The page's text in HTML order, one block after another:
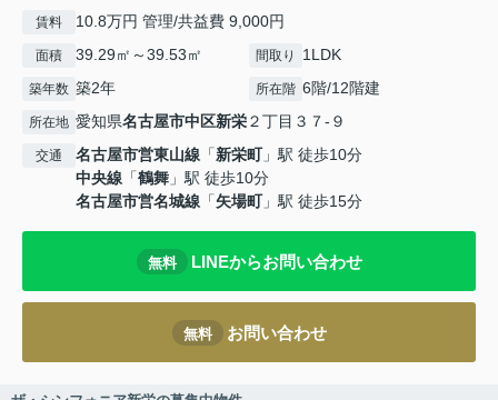
賃料 10.8万円 管理/共益費 9,000円
面積 39.29㎡～39.53㎡ 間取り 1LDK
築年数 築2年 所在階 6階/12階建
所在地 愛知県名古屋市中区新栄２丁目３７-９
交通 名古屋市営東山線 「新栄町」駅 徒歩10分
中央線 「鶴舞 」駅 徒歩10分
名古屋市営名城線 「矢場町」駅 徒歩15分
無料 LINEからお問い合わせ
無料 お問い合わせ